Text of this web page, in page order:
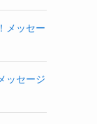
メッセー
ッセージ